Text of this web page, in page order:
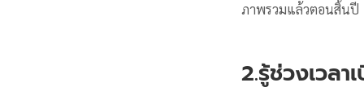
ภาพรวมแล้วตอนสิ้นปี
2.รู้ช่วงเวลา